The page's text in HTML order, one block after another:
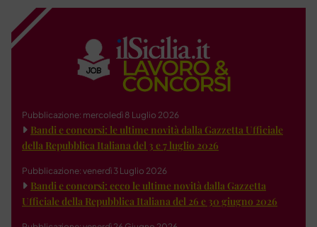
Pubblicazione: mercoledì 8 Luglio 2026
Bandi e concorsi: le ultime novità dalla Gazzetta Ufficiale
della Repubblica Italiana del 3 e 7 luglio 2026
Pubblicazione: venerdì 3 Luglio 2026
Bandi e concorsi: ecco le ultime novità dalla Gazzetta
Ufficiale della Repubblica Italiana del 26 e 30 giugno 2026